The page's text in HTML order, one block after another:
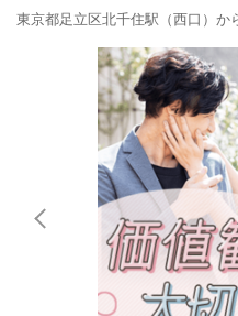
東京都足立区北千住駅（西口）か